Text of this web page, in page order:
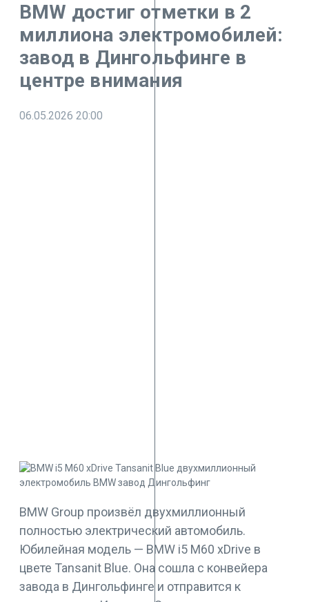
BMW достиг отметки в 2
миллиона электромобилей:
завод в Дингольфинге в
центре внимания
06.05.2026 20:00
BMW Group произвёл двухмиллионный
полностью электрический автомобиль.
Юбилейная модель — BMW i5 M60 xDrive в
цвете Tansanit Blue. Она сошла с конвейера
завода в Дингольфинге и отправится к